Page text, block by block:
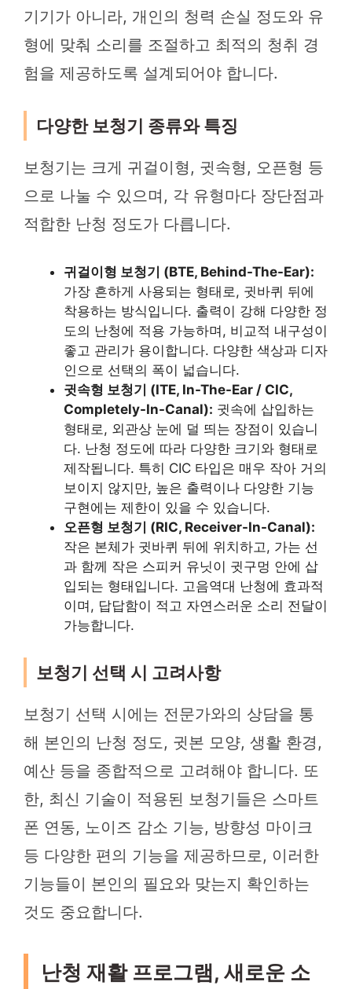
기기가 아니라, 개인의 청력 손실 정도와 유
형에 맞춰 소리를 조절하고 최적의 청취 경
험을 제공하도록 설계되어야 합니다.
다양한 보청기 종류와 특징
보청기는 크게 귀걸이형, 귓속형, 오픈형 등
으로 나눌 수 있으며, 각 유형마다 장단점과
적합한 난청 정도가 다릅니다.
귀걸이형 보청기 (BTE, Behind-The-Ear):
가장 흔하게 사용되는 형태로, 귓바퀴 뒤에
착용하는 방식입니다. 출력이 강해 다양한 정
도의 난청에 적용 가능하며, 비교적 내구성이
좋고 관리가 용이합니다. 다양한 색상과 디자
인으로 선택의 폭이 넓습니다.
귓속형 보청기 (ITE, In-The-Ear / CIC,
Completely-In-Canal): 귓속에 삽입하는
형태로, 외관상 눈에 덜 띄는 장점이 있습니
다. 난청 정도에 따라 다양한 크기와 형태로
제작됩니다. 특히 CIC 타입은 매우 작아 거의
보이지 않지만, 높은 출력이나 다양한 기능
구현에는 제한이 있을 수 있습니다.
오픈형 보청기 (RIC, Receiver-In-Canal):
작은 본체가 귓바퀴 뒤에 위치하고, 가는 선
과 함께 작은 스피커 유닛이 귓구멍 안에 삽
입되는 형태입니다. 고음역대 난청에 효과적
이며, 답답함이 적고 자연스러운 소리 전달이
가능합니다.
보청기 선택 시 고려사항
보청기 선택 시에는 전문가와의 상담을 통
해 본인의 난청 정도, 귓본 모양, 생활 환경,
예산 등을 종합적으로 고려해야 합니다. 또
한, 최신 기술이 적용된 보청기들은 스마트
폰 연동, 노이즈 감소 기능, 방향성 마이크
등 다양한 편의 기능을 제공하므로, 이러한
기능들이 본인의 필요와 맞는지 확인하는
것도 중요합니다.
난청 재활 프로그램, 새로운 소